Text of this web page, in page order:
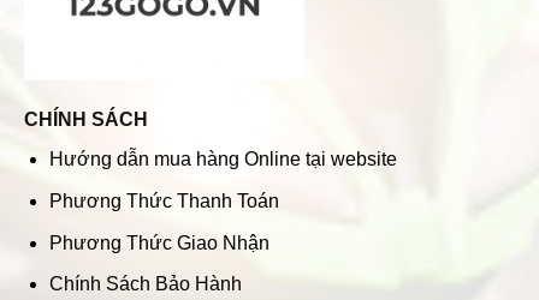
CHÍNH SÁCH
Hướng dẫn mua hàng Online tại website
Phương Thức Thanh Toán
Phương Thức Giao Nhận
Chính Sách Bảo Hành